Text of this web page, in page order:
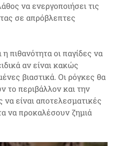
να ενεργοποιήσει τις
σε απρόβλεπτες
πιθανότητα οι παγίδες να
αν είναι κακώς
βιαστικά. Οι ρόγκες θα
το περιβάλλον και την
να είναι αποτελεσματικές
να προκαλέσουν ζημιά